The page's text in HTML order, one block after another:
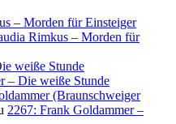
– Morden für Einsteiger
Rimkus – Morden für
weiße Stunde
– Die weiße Stunde
(Braunschweiger
2267: Frank Goldammer –